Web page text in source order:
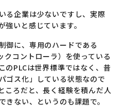
る企業は少ないですし、実際
いと感じています。
御に、専用のハードである
クコントローラ）を使っている
のPLCは世界標準ではなく、昔
ゴス化」している状態なので
ころだと、長く経験を積んだ人
ない、というのも課題で。